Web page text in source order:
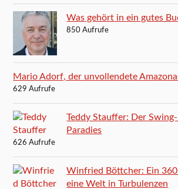
Was gehört in ein gutes
850 Aufrufe
Mario Adorf, der unvollendete
629 Aufrufe
Teddy Stauffer: Der
Paradies
626 Aufrufe
Winfried Böttcher: Ein
eine Welt in Turbulenzen